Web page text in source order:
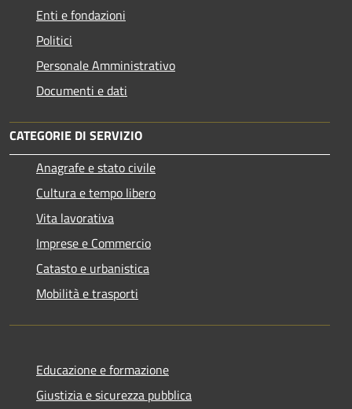
Enti e fondazioni
Politici
Personale Amministrativo
Documenti e dati
CATEGORIE DI SERVIZIO
Anagrafe e stato civile
Cultura e tempo libero
Vita lavorativa
Imprese e Commercio
Catasto e urbanistica
Mobilità e trasporti
Educazione e formazione
Giustizia e sicurezza pubblica